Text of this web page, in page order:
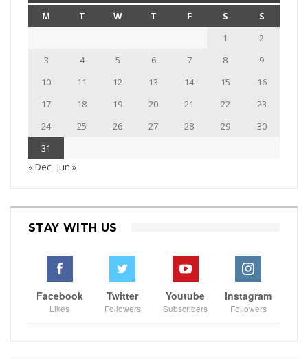
M T W T F S
S
1
2
3
4 5 6 7 8
9
10
11 12 13 14 15
16
17
18 19 20 21 22
23
24
25 26 27 28 29
30
31
« Dec Jun »
STAY WITH US
Facebook
Likes
Twitter
Followers
Youtube
Subscribers
Instagram
Followers